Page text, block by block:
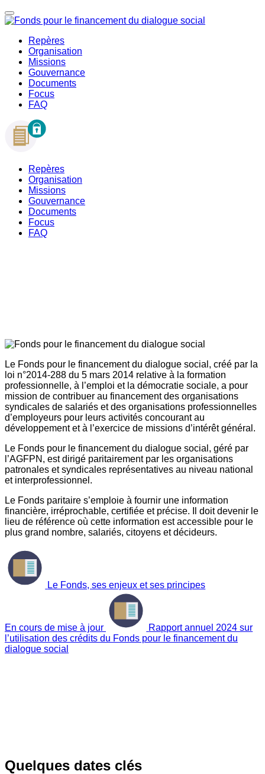
Repères
Organisation
Missions
Gouvernance
Documents
Focus
FAQ
Repères
Organisation
Missions
Gouvernance
Documents
Focus
FAQ
Le Fonds pour le financement du dialogue social, créé par la
loi n°2014-288 du 5 mars 2014 relative à la formation
professionnelle, à l’emploi et la démocratie sociale, a pour
mission de contribuer au financement des organisations
syndicales de salariés et des organisations professionnelles
d’employeurs pour leurs activités concourant au
développement et à l’exercice de missions d’intérêt général.
Le Fonds pour le financement du dialogue social, géré par
l’AGFPN, est dirigé paritairement par les organisations
patronales et syndicales représentatives au niveau national
et interprofessionnel.
Le Fonds paritaire s’emploie à fournir une information
financière, irréprochable, certifiée et précise. Il doit devenir le
lieu de référence où cette information est accessible pour le
plus grand nombre, salariés, citoyens et décideurs.
Le Fonds, ses enjeux et ses principes
En cours de mise à jour
Rapport annuel 2024 sur
l’utilisation des crédits du Fonds pour le financement du
dialogue social
Quelques dates clés